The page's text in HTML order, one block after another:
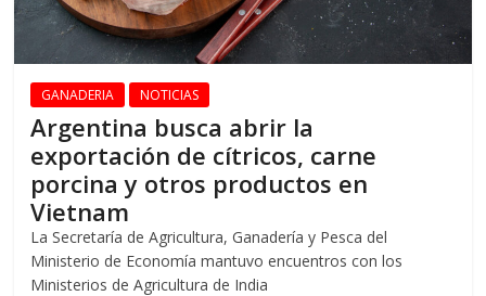
GANADERIA NOTICIAS
Argentina busca abrir la
exportación de cítricos, carne
porcina y otros productos en
Vietnam
La Secretaría de Agricultura, Ganadería y Pesca del
Ministerio de Economía mantuvo encuentros con los
Ministerios de Agricultura de India